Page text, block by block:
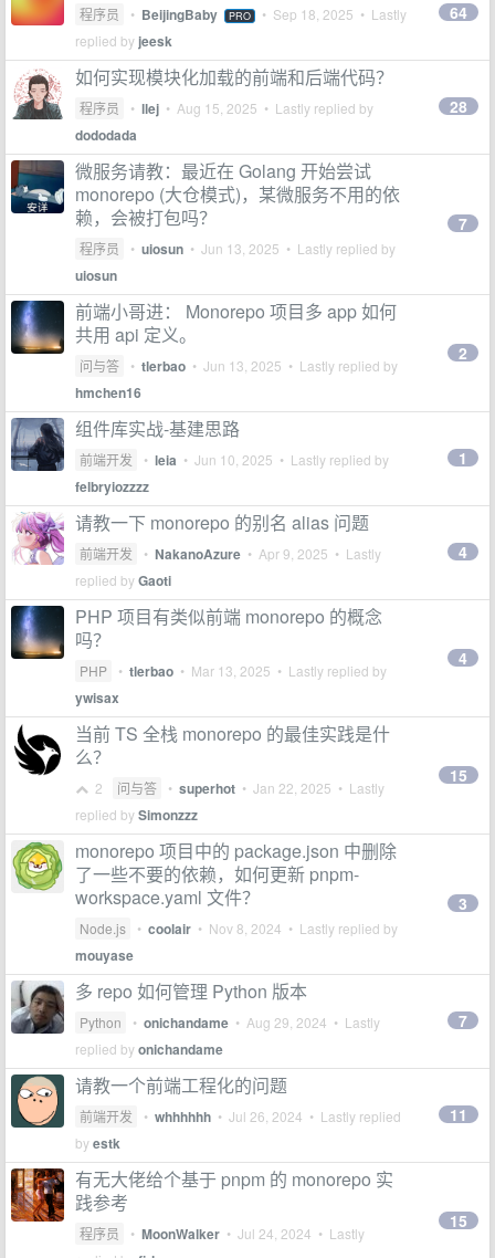
程序员 • BeijingBaby PRO • Sep 18, 2025 • Lastly
replied by jeesk
64
如何实现模块化加载的前端和后端代码？
程序员 • llej • Aug 15, 2025 • Lastly replied by
dododada
28
微服务请教：最近在 Golang 开始尝试
monorepo (大仓模式)，某微服务不用的依
赖，会被打包吗？
程序员 • uiosun • Jun 13, 2025 • Lastly replied by
uiosun
7
前端小哥进： Monorepo 项目多 app 如何
共用 api 定义。
问与答 • tlerbao • Jun 13, 2025 • Lastly replied by
hmchen16
2
组件库实战-基建思路
前端开发 • leia • Jun 10, 2025 • Lastly replied by
felbryiozzzz
1
请教一下 monorepo 的别名 alias 问题
前端开发 • NakanoAzure • Apr 9, 2025 • Lastly
replied byGaoti
4
PHP 项目有类似前端 monorepo 的概念
吗？
PHP • tlerbao • Mar 13, 2025 • Lastly replied by
ywisax
4
当前 TS 全栈 monorepo 的最佳实践是什
么？
2 问与答 • superhot • Jan 22, 2025 • Lastly
replied bySimonzzz
15
monorepo 项目中的 package.json 中删除
了一些不要的依赖，如何更新 pnpm-
workspace.yaml 文件？
Node.js • coolair • Nov 8, 2024 • Lastly replied by
mouyase
3
多 repo 如何管理 Python 版本
Python • onichandame • Aug 29, 2024 • Lastly
replied byonichandame
7
请教一个前端工程化的问题
前端开发 • whhhhhh • Jul 26, 2024 • Lastly replied
byestk
11
有无大佬给个基于 pnpm 的 monorepo 实
践参考
程序员 • MoonWalker • Jul 24, 2024 • Lastly
15